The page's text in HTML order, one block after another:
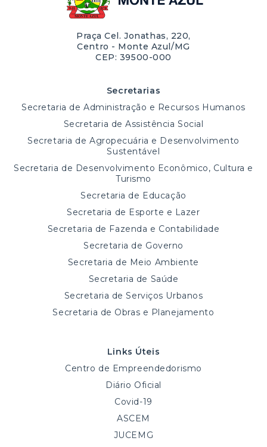
Praça Cel. Jonathas, 220,
Centro - Monte Azul/MG
CEP: 39500-000
Secretarias
Secretaria de Administração e Recursos Humanos
Secretaria de Assistência Social
Secretaria de Agropecuária e Desenvolvimento
Sustentável
Secretaria de Desenvolvimento Econômico, Cultura e
Turismo
Secretaria de Educação
Secretaria de Esporte e Lazer
Secretaria de Fazenda e Contabilidade
Secretaria de Governo
Secretaria de Meio Ambiente
Secretaria de Saúde
Secretaria de Serviços Urbanos
Secretaria de Obras e Planejamento
Links Úteis
Centro de Empreendedorismo
Diário Oficial
Covid-19
ASCEM
JUCEMG